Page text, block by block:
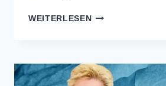
einfühlsame Rolle in „Julia
…